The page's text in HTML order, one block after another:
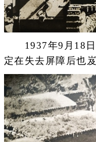
1937年9月18日
定在失去屏障后也